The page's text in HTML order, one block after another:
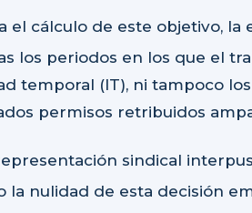
el cálculo de este objetivo,
los periodos en los que el
temporal (IT), ni tampoco
permisos retribuidos
sindical
la nulidad de esta decisión